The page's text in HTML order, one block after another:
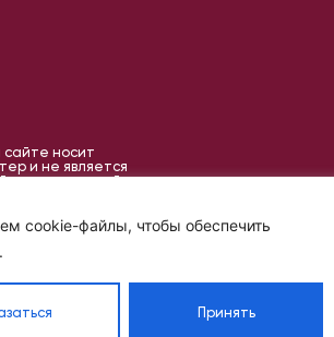
cookie-файлы, чтобы обеспечить
Принять
сайте носит
и не является
определяемой
2024
а
Пользов